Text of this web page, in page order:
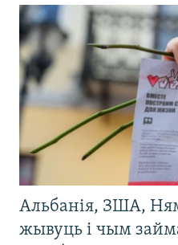
Альбанія, ЗША,
жывуць і чым